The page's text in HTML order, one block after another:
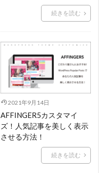
続きを読む
2021年9月14日
AFFINGER5カスタマイ
ズ！人気記事を美しく表示
させる方法！
続きを読む